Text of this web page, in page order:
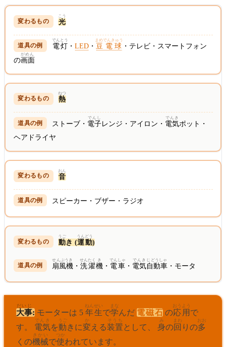
光
こう
電灯
でんとう
・LED ・豆電球
まめでんきゅう
・テレビ・スマートフォン
の画面
がめん
熱
ねつ
ストーブ・ 電子
でんし
レンジ・アイロン・ 電気
でんき
ポット・
ヘアドライヤ
音
おん
スピーカー・ブザー・ラジオ
動
うご
き (運動
うんどう
)
扇風機
せんぷうき
・洗濯
せんたく
機
き
・ 電車
でんしゃ
・ 電気
でんき
自動車
じどうしゃ
・モータ
大事
だいじ
: モーターは 5 年
ねん
生
せい
で学
まな
んだ 電磁石 の応用
おうよう
で
す。 電気
でんき
を動
うご
きに変
か
える装置
そうち
として、 身
み
の回
まわ
りの多
おお
くの機械
きかい
で使
つか
われています。